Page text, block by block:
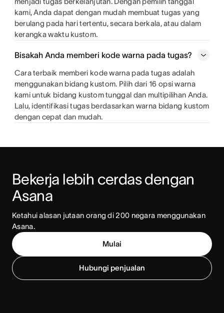
kami, Anda dapat dengan mudah membuat tugas yang
berulang pada hari tertentu, secara berkala, atau dalam
kerangka waktu kustom.
Bisakah Anda memberi kode warna pada tugas?
Cara terbaik memberi kode warna pada tugas adalah
menggunakan bidang kustom. Pilih dari 16 opsi warna
kami untuk bidang kustom tunggal dan multipilihan Anda.
Lalu, identifikasi tugas berdasarkan warna bidang kustom
dengan cepat dan mudah.
Bekerja lebih cerdas dengan
Asana
Ketahui alasan jutaan orang di 200 negara menggunakan
Asana.
Mulai
Hubungi penjualan